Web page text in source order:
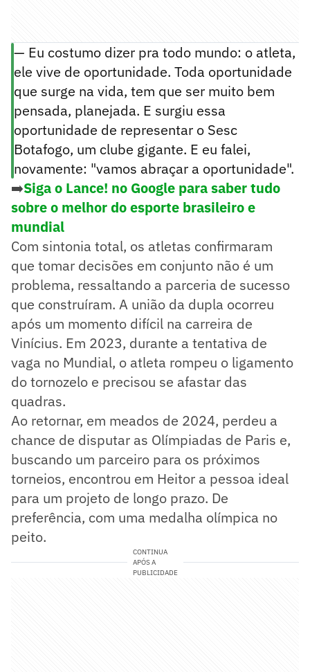
— Eu costumo dizer pra todo mundo: o atleta,
ele vive de oportunidade. Toda oportunidade
que surge na vida, tem que ser muito bem
pensada, planejada. E surgiu essa
oportunidade de representar o Sesc
Botafogo, um clube gigante. E eu falei,
novamente: "vamos abraçar a oportunidade".
➡️Siga o Lance! no Google para saber tudo
sobre o melhor do esporte brasileiro e
mundial
Com sintonia total, os atletas confirmaram
que tomar decisões em conjunto não é um
problema, ressaltando a parceria de sucesso
que construíram. A união da dupla ocorreu
após um momento difícil na carreira de
Vinícius. Em 2023, durante a tentativa de
vaga no Mundial, o atleta rompeu o ligamento
do tornozelo e precisou se afastar das
quadras.
Ao retornar, em meados de 2024, perdeu a
chance de disputar as Olímpiadas de Paris e,
buscando um parceiro para os próximos
torneios, encontrou em Heitor a pessoa ideal
para um projeto de longo prazo. De
preferência, com uma medalha olímpica no
peito.
CONTINUA
APÓS A
PUBLICIDADE